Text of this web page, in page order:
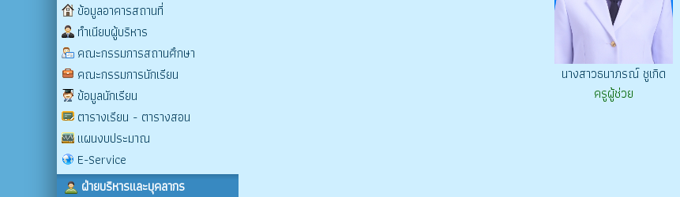
ข้อมูลอาคารสถานที่
ทำเนียบผู้บริหาร
คณะกรรมการสถานศึกษา
คณะกรรมการนักเรียน
ข้อมูลนักเรียน
ตารางเรียน - ตารางสอน
แผนงบประมาณ
E-Service
ฝ่ายบริหารและบุคลากร
นางสาวธนาภรณ์ ชูเกิด
ครูผู้ช่วย